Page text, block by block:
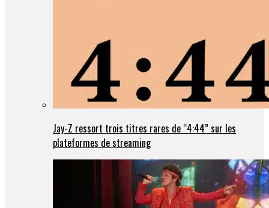
Jay-Z ressort trois titres rares de “4:44” sur les
plateformes de streaming